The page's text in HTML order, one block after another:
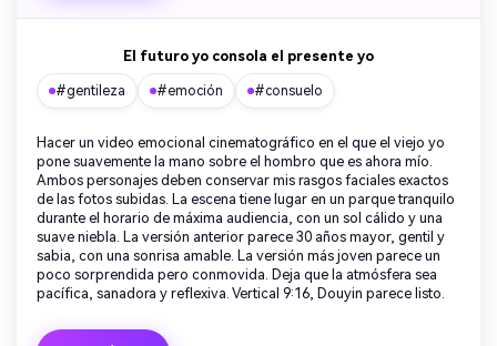
El futuro yo consola el presente yo
#gentileza #emoción #consuelo
Hacer un video emocional cinematográfico en el que el viejo yo
pone suavemente la mano sobre el hombro que es ahora mío.
Ambos personajes deben conservar mis rasgos faciales exactos
de las fotos subidas. La escena tiene lugar en un parque tranquilo
durante el horario de máxima audiencia, con un sol cálido y una
suave niebla. La versión anterior parece 30 años mayor, gentil y
sabia, con una sonrisa amable. La versión más joven parece un
poco sorprendida pero conmovida. Deja que la atmósfera sea
pacífica, sanadora y reflexiva. Vertical 9:16, Douyin parece listo.